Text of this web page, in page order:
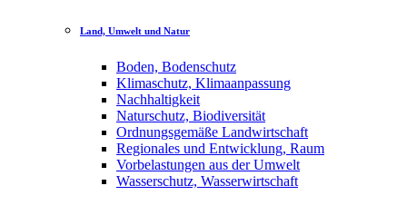
Land, Umwelt und Natur
Boden, Bodenschutz
Klimaschutz, Klimaanpassung
Nachhaltigkeit
Naturschutz, Biodiversität
Ordnungsgemäße Landwirtschaft
Regionales und Entwicklung, Raum
Vorbelastungen aus der Umwelt
Wasserschutz, Wasserwirtschaft